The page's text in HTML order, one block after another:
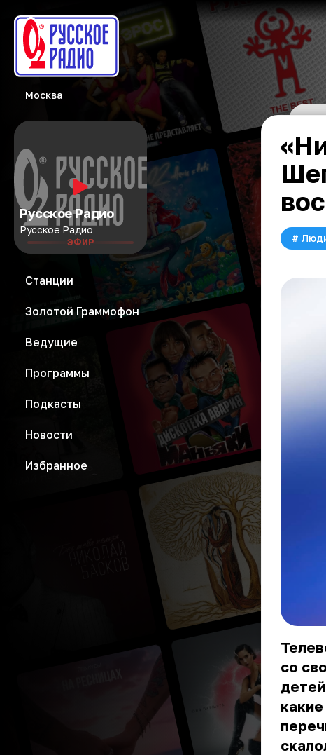
Москва
Русское Радио
Русское Радио
ЭФИР
Станции
Золотой Граммофон
Ведущие
Программы
Подкасты
Новости
Избранное
#
со